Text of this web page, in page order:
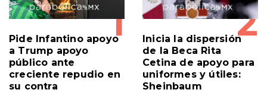
1
Pide Infantino apoyo
a Trump apoyo
público ante
creciente repudio en
su contra
2
Inicia la dispersión
de la Beca Rita
Cetina de apoyo para
uniformes y útiles:
Sheinbaum